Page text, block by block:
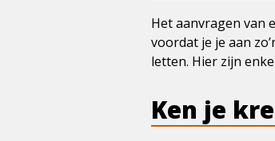
Het aanvragen van
voordat je je aan
letten. Hier zijn
Ken je